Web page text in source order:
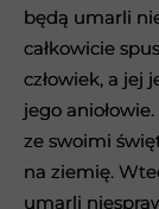
będą umarli
całkowicie
człowiek, a jej
jego
ze swoimi
na ziemię.
umarli
będą umarli
całkowicie
człowiek, a jej
jego
ze swoimi
na ziemię.
umarli